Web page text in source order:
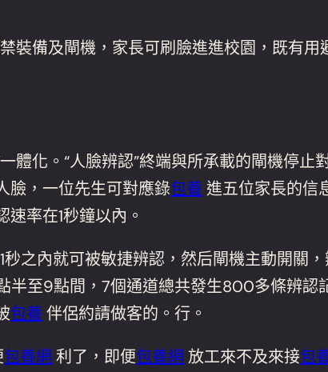
裝備及閘機，家長可刷臉進進校園，既有
體化。“人臉辨認”終端與所承載的閘機停
臉，一位先生可對應錄包養 進五位家長的信
率在1秒鐘以內。
之內就可被敏捷辨認，然后閘機主動開關
半至9點間，7個通道總共發生800多條辨認
包養 伴侶約請做客的。行。
包養網 利了，即便包養網 放工來不及來接包